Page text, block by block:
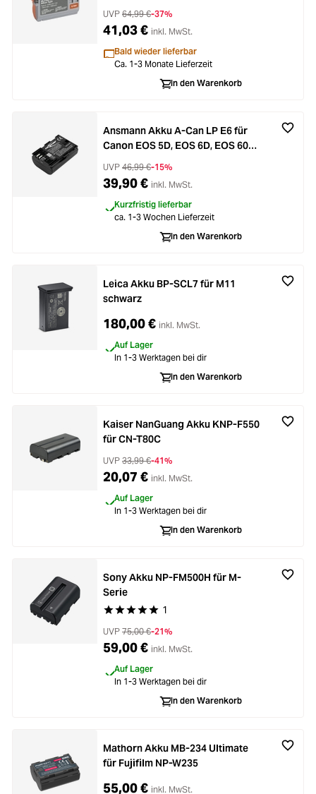
UVP 64,99 €-37%
41,03 € inkl. MwSt.
Bald wieder lieferbar
Ca. 1-3 Monate Lieferzeit
In den Warenkorb
Ansmann Akku A-Can LP E6 für
Canon EOS 5D, EOS 6D, EOS 60D,
EOS 7D und EOS 70D
UVP 46,99 €-15%
39,90 € inkl. MwSt.
Kurzfristig lieferbar
ca. 1-3 Wochen Lieferzeit
In den Warenkorb
Leica Akku BP-SCL7 für M11
schwarz
180,00 € inkl. MwSt.
Auf Lager
In 1-3 Werktagen bei dir
In den Warenkorb
Kaiser NanGuang Akku KNP-F550
für CN-T80C
UVP 33,99 €-41%
20,07 € inkl. MwSt.
Auf Lager
In 1-3 Werktagen bei dir
In den Warenkorb
Durchschnittliche Bewertung von 5 von 5
1
Sony Akku NP-FM500H für M-
Serie
UVP 75,00 €-21%
59,00 € inkl. MwSt.
Auf Lager
In 1-3 Werktagen bei dir
In den Warenkorb
Mathorn Akku MB-234 Ultimate
für Fujifilm NP-W235
55,00 € inkl. MwSt.